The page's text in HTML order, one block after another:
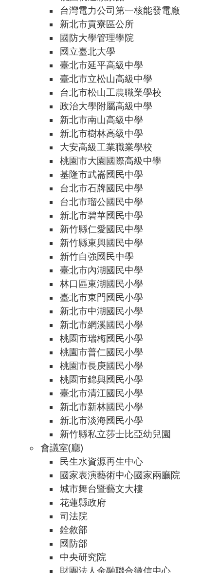
台灣電力公司第一核能發電廠
新北市貢寮區公所
國防大學管理學院
國立臺北大學
臺北市延平高級中學
臺北市立松山高級中學
台北市松山工農職業學校
政治大學附屬高級中學
新北市南山高級中學
新北市樹林高級中學
大安高級工業職業學校
桃園市大園國際高級中學
基隆市武崙國民中學
台北市石牌國民中學
台北市瑠公國民中學
新北市碧華國民中學
新竹縣仁愛國民中學
新竹縣東興國民中學
新竹自強國民中學
臺北市內湖國民中學
林口區東湖國民小學
臺北市東門國民小學
新北市中湖國民小學
新北市網溪國民小學
桃園市瑞梅國民小學
桃園市普仁國民小學
桃園市長庚國民小學
桃園市錦興國民小學
臺北市清江國民小學
新北市新林國民小學
新北市淡海國民小學
新竹縣私立莎士比亞幼兒園
會議室(廳)
民生水資源再生中心
國家表演藝術中心國家兩廳院
城市舞台暨藝文大樓
花蓮縣政府
司法院
銓敘部
國防部
中央研究院
財團法人金融聯合徵信中心